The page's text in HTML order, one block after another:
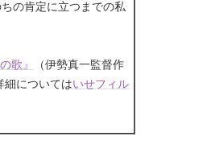
の肯定に立つまでの私
歌』（伊勢真一監督作
についてはいせフィル